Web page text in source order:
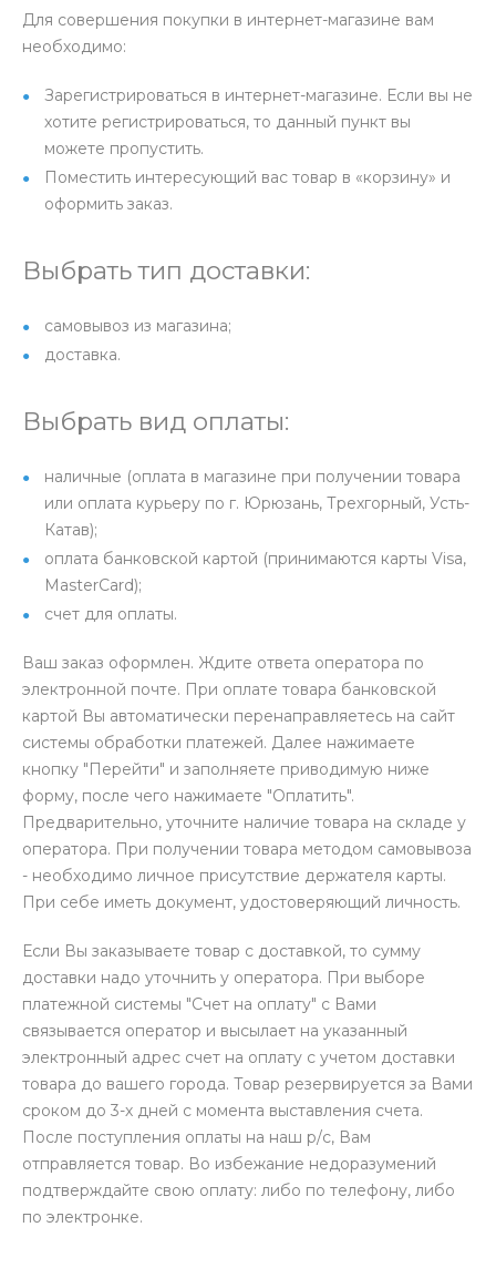
Для совершения покупки в интернет-магазине вам
необходимо:
Зарегистрироваться в интернет-магазине. Если вы не
хотите регистрироваться, то данный пункт вы
можете пропустить.
Поместить интересующий вас товар в «корзину» и
оформить заказ.
Выбрать тип доставки:
самовывоз из магазина;
доставка.
Выбрать вид оплаты:
наличные (оплата в магазине при получении товара
или оплата курьеру по г. Юрюзань, Трехгорный, Усть-
Катав);
оплата банковской картой (принимаются карты Visa,
MasterCard);
счет для оплаты.
Ваш заказ оформлен. Ждите ответа оператора по
электронной почте. При оплате товара банковской
картой Вы автоматически перенаправляетесь на сайт
системы обработки платежей. Далее нажимаете
кнопку "Перейти" и заполняете приводимую ниже
форму, после чего нажимаете "Оплатить".
Предварительно, уточните наличие товара на складе у
оператора. При получении товара методом самовывоза
- необходимо личное присутствие держателя карты.
При себе иметь документ, удостоверяющий личность.
Если Вы заказываете товар с доставкой, то сумму
доставки надо уточнить у оператора. При выборе
платежной системы "Счет на оплату" с Вами
связывается оператор и высылает на указанный
электронный адрес счет на оплату с учетом доставки
товара до вашего города. Товар резервируется за Вами
сроком до 3-х дней с момента выставления счета.
После поступления оплаты на наш р/с, Вам
отправляется товар. Во избежание недоразумений
подтверждайте свою оплату: либо по телефону, либо
по электронке.